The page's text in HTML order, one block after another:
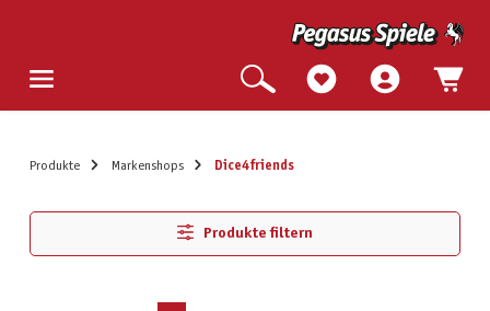
Produkte Markenshops Dice4friends
Produkte filtern